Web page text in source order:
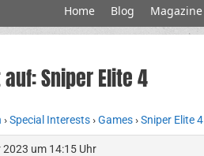
Home Blog Magazine
Sniper Elite 4
›Special Interests›Games›Sniper Elite 4
um 14:15 Uhr